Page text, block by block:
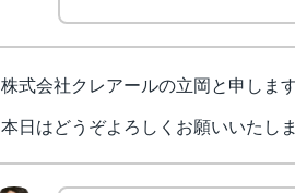
株式会社クレアールの立岡と申します
本日はどうぞよろしくお願いいたしま